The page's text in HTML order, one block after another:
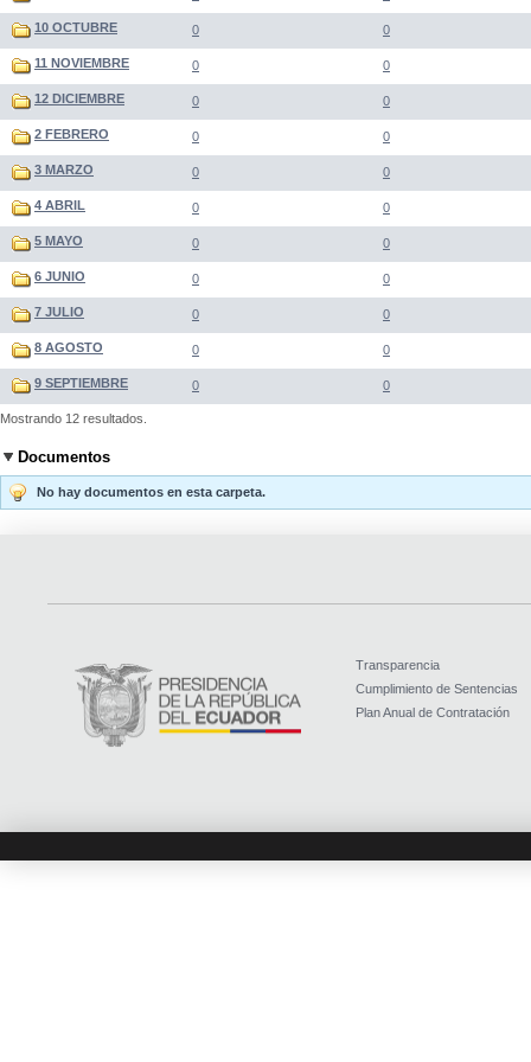
10 OCTUBRE 0 0
11 NOVIEMBRE 0 0
12 DICIEMBRE 0 0
2 FEBRERO 0 0
3 MARZO 0 0
4 ABRIL 0 0
5 MAYO 0 0
6 JUNIO 0 0
7 JULIO 0 0
8 AGOSTO 0 0
9 SEPTIEMBRE 0 0
Mostrando 12 resultados.
Documentos
No hay documentos en esta carpeta.
Transparencia
Cumplimiento de Sentencias
Plan Anual de Contratación